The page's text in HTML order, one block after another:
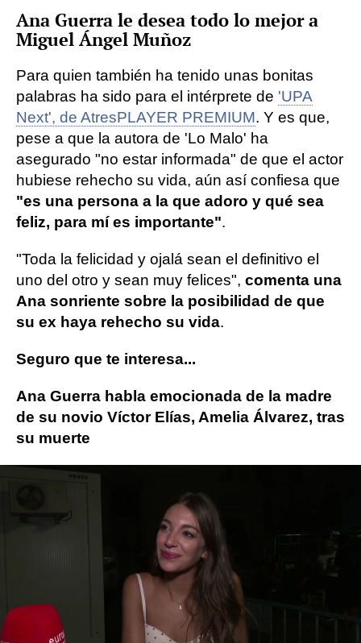
Ana Guerra le desea todo lo mejor a
Miguel Ángel Muñoz
Para quien también ha tenido unas bonitas
palabras ha sido para el intérprete de 'UPA
Next', de AtresPLAYER PREMIUM. Y es que,
pese a que la autora de 'Lo Malo' ha
asegurado "no estar informada" de que el actor
hubiese rehecho su vida, aún así confiesa que
"es una persona a la que adoro y qué sea
feliz, para mí es importante".
"Toda la felicidad y ojalá sean el definitivo el
uno del otro y sean muy felices", comenta una
Ana sonriente sobre la posibilidad de que
su ex haya rehecho su vida.
Seguro que te interesa...
Ana Guerra habla emocionada de la madre
de su novio Víctor Elías, Amelia Álvarez, tras
su muerte
Miguel Ángel Muñoz